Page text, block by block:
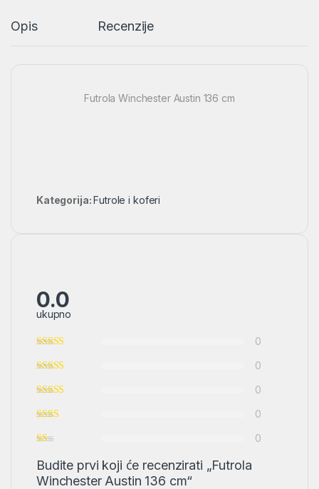
Opis Recenzije
Futrola Winchester Austin 136 cm
Kategorija:Futrole i koferi
0.0
ukupno
0
0
0
0
0
Budite prvi koji će recenzirati „Futrola
Winchester Austin 136 cm“